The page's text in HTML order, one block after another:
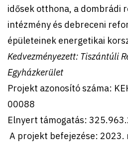
idősek otthona, a dombrádi
intézmény és debreceni
épületeinek energetikai
Kedvezményezett: Tiszántúli
Egyházkerület
Projekt azonosító száma:
00088
Elnyert támogatás:
A projekt befejezése: 2023.